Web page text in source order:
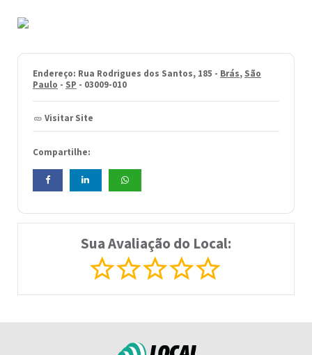
Endereço: Rua Rodrigues dos Santos, 185 - Brás, São
Paulo - SP - 03009-010
Visitar Site
Compartilhe:
Sua Avaliação do Local: